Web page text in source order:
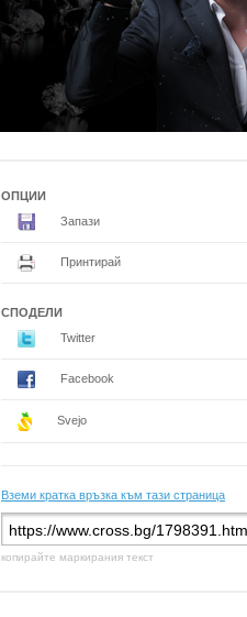
ОПЦИИ
Запази
Принтирай
СПОДЕЛИ
Twitter
Facebook
Svejo
Вземи кратка връзка към тази страница
копирайте маркирания текст